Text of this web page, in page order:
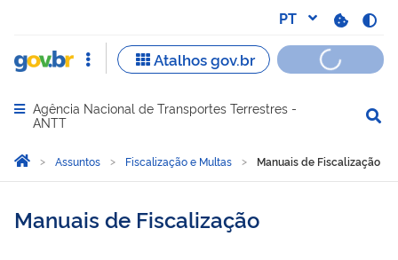
Abrir menu principal de navegação
Agência Nacional de Transportes Terrestres -
ANTT
Você está aqui:
Página Inicial
Assuntos Fiscalização e Multas Manuais de Fiscalização
Manuais de Fiscalização